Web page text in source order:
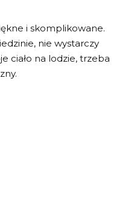
i skomplikowane.
nie wystarczy
ciało na lodzie, trzeba